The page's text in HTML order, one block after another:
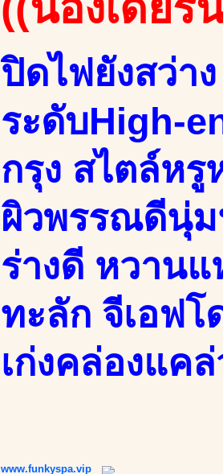
ปิดไฟยังสว่า
ระดับHigh-
กรุง สไตล์หรู
ผิวพรรณดีนุ่ม
ร่างดี หวาน
ทะลัก จีเอฟ
เก่งคล่องแค
www.funkyspa.vip